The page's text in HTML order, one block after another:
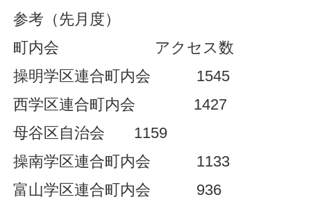
参考（先月度）
町内会 アクセス数
操明学区連合町内会 1545
西学区連合町内会 1427
母谷区自治会 1159
操南学区連合町内会 1133
富山学区連合町内会 936